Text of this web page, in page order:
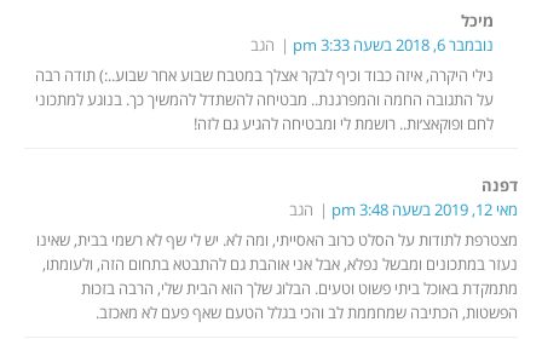
מיכל
נובמבר 6, 2018 בשעה 3:33 pm
הגב
נילי היקרה, איזה כבוד וכיף לבקר אצלך במטבח שבוע אחר שבוע..:) תודה רבה
על התגובה החמה והמפרגנת.. מבטיחה להשתדל להמשיך כך. בנוגע למתכוני
לחם ופוקאצ׳ות.. רושמת לי ומבטיחה להגיע גם לזה!
דפנה
מאי 12, 2019 בשעה 3:48 pm
הגב
מצטרפת לתודות על הסלט כרוב האסייתי, ומה לא. יש לי שף לא רשמי בבית, שאינו
נעזר במתכונים ומבשל נפלא, אבל אני אוהבת גם להתבטא בתחום הזה, ולעומתו,
מתמקדת באוכל ביתי פשוט וטעים. הבלוג שלך הוא הבית שלי, הרבה בזכות
הפשטות, הכתיבה שמחממת לב והכי בגלל הטעם שאף פעם לא מאכזב.